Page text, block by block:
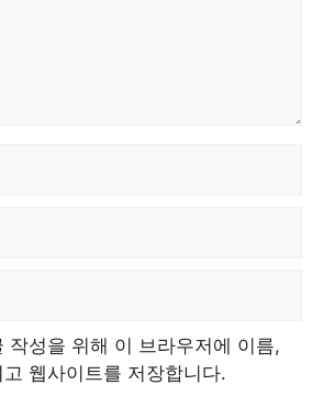
작성을 위해 이 브라우저에 이름,
웹사이트를 저장합니다.